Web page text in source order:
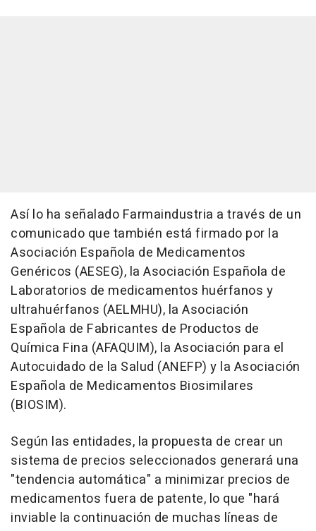
Así lo ha señalado Farmaindustria a través de un
comunicado que también está firmado por la
Asociación Española de Medicamentos
Genéricos (AESEG), la Asociación Española de
Laboratorios de medicamentos huérfanos y
ultrahuérfanos (AELMHU), la Asociación
Española de Fabricantes de Productos de
Química Fina (AFAQUIM), la Asociación para el
Autocuidado de la Salud (ANEFP) y la Asociación
Española de Medicamentos Biosimilares
(BIOSIM).
Según las entidades, la propuesta de crear un
sistema de precios seleccionados generará una
"tendencia automática" a minimizar precios de
medicamentos fuera de patente, lo que "hará
inviable la continuación de muchas líneas de